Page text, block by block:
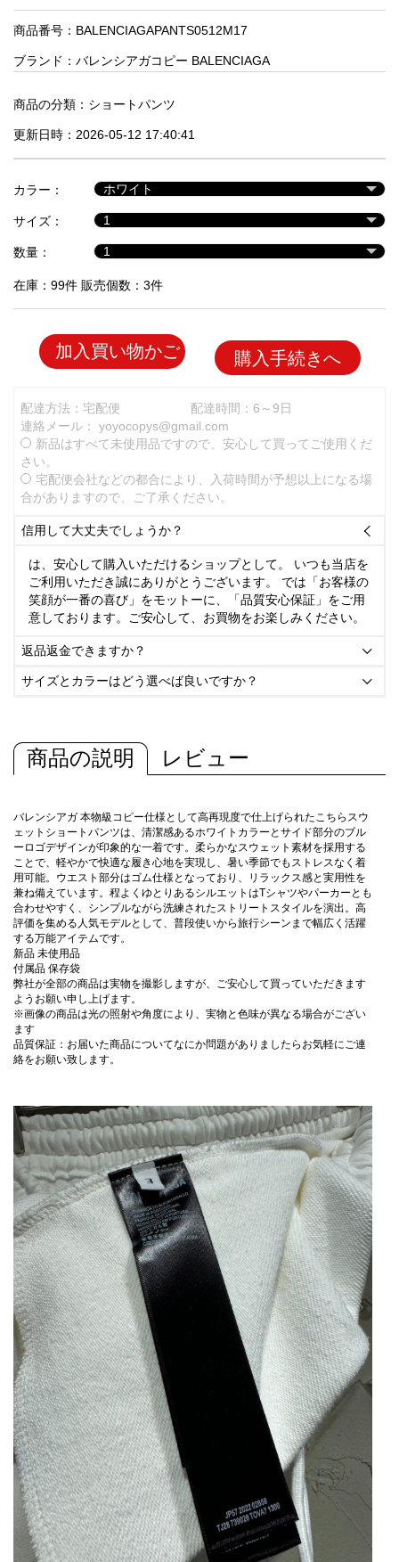
人
気
商
セ
ル
品
商品番号：BALENCIAGAPANTS0512M17
ブランド： バレンシアガコピー BALENCIAGA
商品の分類： ショートパンツ
更新日時：2026-05-12 17:40:41
カラー：
サイズ：
数量：
在庫：99件 販売個数：3件
加入買い物かご 購入手続きへ
配達方法：宅配便
配達時間：6～9日
連絡メール： yoyocopys@gmail.com
新品はすべて未使用品ですので、安心して買ってご使用くだ
さい。
宅配便会社などの都合により、入荷時間が予想以上になる場
合がありますので、ご了承ください。
信用して大丈夫でしょうか？ 
は、安心して購入いただけるショップとして。 いつも当店を
ご利用いただき誠にありがとうございます。 では「お客様の
笑顔が一番の喜び」をモットーに、「品質安心保証」をご用
意しております。ご安心して、お買物をお楽しみください。
返品返金できますか？ 
サイズとカラーはどう選べば良いですか？ 
商品の説明 レビュー
バレンシアガ 本物級コピー仕様として高再現度で仕上げられたこちらスウ
ェットショートパンツは、清潔感あるホワイトカラーとサイド部分のブル
ーロゴデザインが印象的な一着です。柔らかなスウェット素材を採用する
ことで、軽やかで快適な履き心地を実現し、暑い季節でもストレスなく着
用可能。ウエスト部分はゴム仕様となっており、リラックス感と実用性を
兼ね備えています。程よくゆとりあるシルエットはTシャツやパーカーとも
合わせやすく、シンプルながら洗練されたストリートスタイルを演出。高
評価を集める人気モデルとして、普段使いから旅行シーンまで幅広く活躍
する万能アイテムです。
新品 未使用品
付属品 保存袋
弊社が全部の商品は実物を撮影しますが、ご安心して買っていただきます
ようお願い申し上げます。
※画像の商品は光の照射や角度により、実物と色味が異なる場合がござい
ます
品質保証：お届いた商品についてなにか問題がありましたらお気軽にご連
絡をお願い致します。